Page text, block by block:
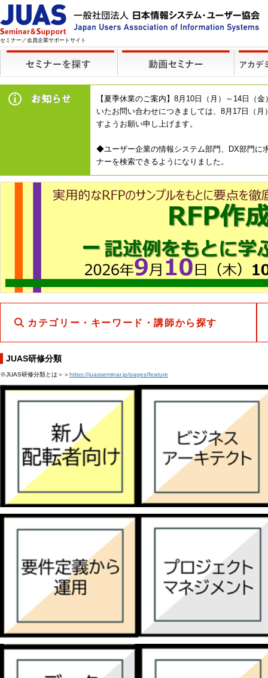
セミナー／会員企業サポートサイト
【夏季休業のご案内】8月10日（月）～14日（
いたお問い合わせにつきましては、8月17日（
すようお願い申し上げます。
◆ユーザー企業の情報システム部門、DX部門に
ナーを検索できるようになりました。
カテゴリー・キーワード・講師から探す
JUAS研修分類
※JUAS研修分類とは＞＞https://juasseminar.jp/pages/feature